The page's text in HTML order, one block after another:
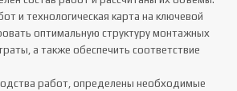
и технологическая карта на ключевой
оптимальную структуру монтажных
а также обеспечить соответствие
работ, определены необходимые